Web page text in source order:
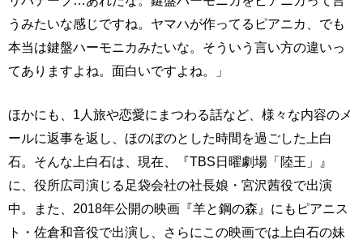
うみたいな感じですね。ヤマハが作ってるピアニカ、でも
本当は鍵盤ハーモニカみたいな。そういう言い方の違いっ
てありますよね。面白いですよね。」
ほかにも、1人旅や恋愛にまつわる話など、様々な内容のメ
ールに返事を返し、ほのぼのとした時間を過ごした上白
石。そんな上白石は、現在、『TBS日曜劇場「陸王」』
に、役所広司演じる足袋会社の社長娘・宮沢茜役で出演
中。また、2018年公開の映画『羊と鋼の森』にもピアニス
ト・佐倉和音役で出演し、さらにこの映画では上白石の妹